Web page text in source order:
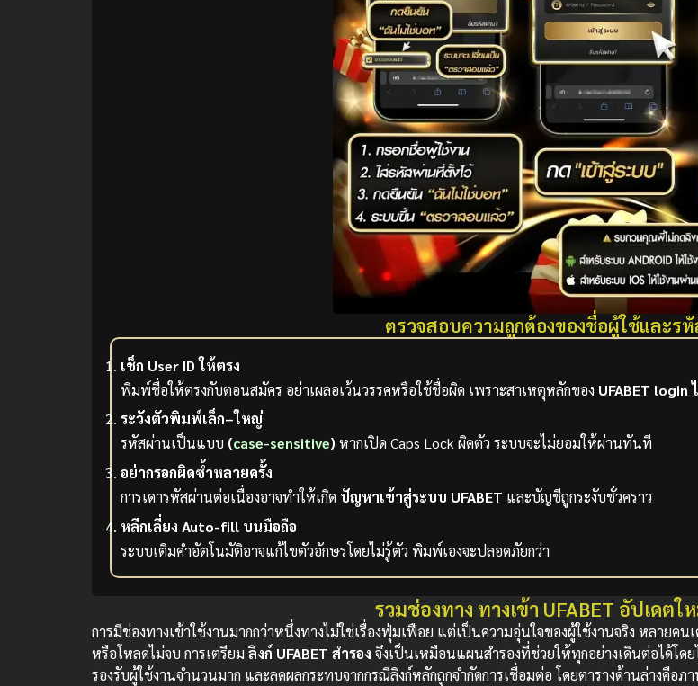
ตรวจสอบความถูกต้องของชื่อผู้ใช้และร
เช็ก User ID ให้ตรง
พิมพ์ชื่อให้ตรงกับตอนสมัคร อย่าเผลอเว้นวรรคหรือใช้ชื่อผิด เพราะสาเหตุหลักของ UFABET login
ระวังตัวพิมพ์เล็ก–ใหญ่
รหัสผ่านเป็นแบบ (case-sensitive) หากเปิด Caps Lock ผิดตัว ระบบจะไม่ยอมให้ผ่านทันที
อย่ากรอกผิดซ้ำหลายครั้ง
การเดารหัสผ่านต่อเนื่องอาจทำให้เกิด ปัญหาเข้าสู่ระบบ UFABET และบัญชีถูกระงับชั่วคราว
หลีกเลี่ยง Auto-fill บนมือถือ
ระบบเติมคำอัตโนมัติอาจแก้ไขตัวอักษรโดยไม่รู้ตัว พิมพ์เองจะปลอดภัยกว่า
รวมช่องทาง ทางเข้า UFABET อัปเดต
การมีช่องทางเข้าใช้งานมากกว่าหนึ่งทางไม่ใช่เรื่องฟุ่มเฟือย แต่เป็นความอุ่นใจของผู้ใช้งานจริง หลายคน
หรือโหลดไม่จบ การเตรียม ลิงก์ UFABET สำรอง จึงเป็นเหมือนแผนสำรองที่ช่วยให้ทุกอย่างเดินต่อได้โด
รองรับผู้ใช้งานจำนวนมาก และลดผลกระทบจากกรณีลิงก์หลักถูกจำกัดการเชื่อมต่อ โดยตารางด้านล่างคือ